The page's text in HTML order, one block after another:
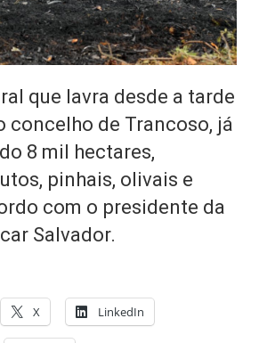
que lavra desde a tarde
concelho de Trancoso, já
8 mil hectares,
pinhais, olivais e
com o presidente da
Salvador.
X LinkedIn